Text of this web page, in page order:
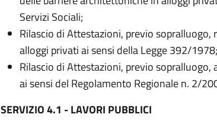
Servizi Sociali;
Rilascio di Attestazioni, previo
alloggi privati ai sensi della Legge 392/1978;
Rilascio di Attestazioni, previo
ai sensi del Regolamento Regionale n. 2/
SERVIZIO 4.1 - LAVORI PUBBLICI